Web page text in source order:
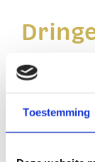
Toestemming
Eén van
mogelijk
profiteren
Protection
zonder